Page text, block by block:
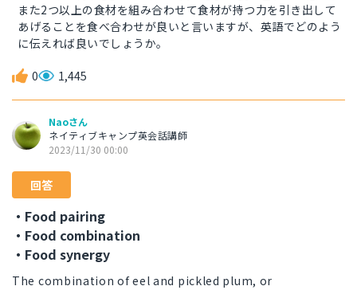
また2つ以上の食材を組み合わせて食材が持つ力を引き出して
あげることを食べ合わせが良いと言いますが、英語でどのよう
に伝えれば良いでしょうか。
0 1,445
Naoさん
ネイティブキャンプ英会話講師
2023/11/30 00:00
回答
・Food pairing
・Food combination
・Food synergy
The combination of eel and pickled plum, or